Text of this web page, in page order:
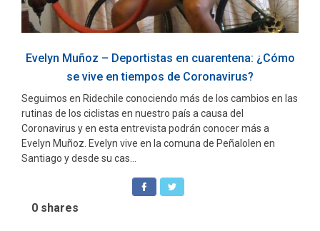
Evelyn Muñoz – Deportistas en cuarentena: ¿Cómo
se vive en tiempos de Coronavirus?
Seguimos en Ridechile conociendo más de los cambios en las
rutinas de los ciclistas en nuestro país a causa del
Coronavirus y en esta entrevista podrán conocer más a
Evelyn Muñoz. Evelyn vive en la comuna de Peñalolen en
Santiago y desde su cas...
0 shares